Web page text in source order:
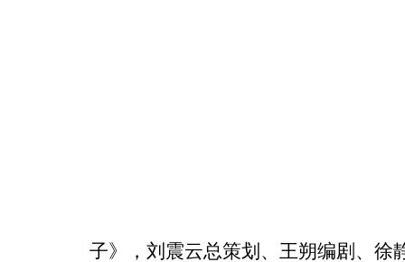
子》，刘震云总策划、王朔编剧、徐